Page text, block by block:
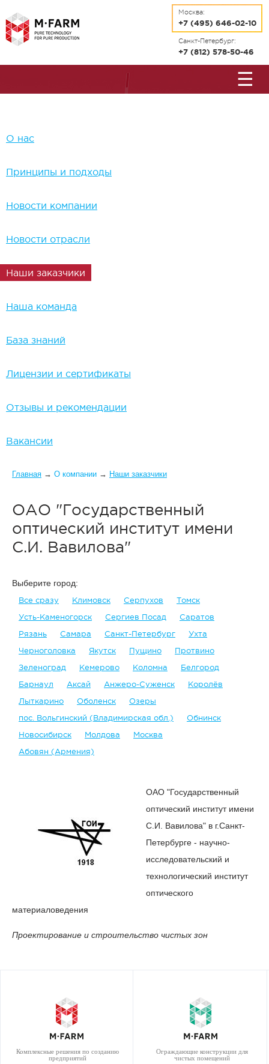
Москва:
+7 (495) 646-02-10
Санкт-Петербург:
+7 (812) 578-50-46
☰
О нас
Принципы и подходы
Новости компании
Новости отрасли
Наши заказчики
Наша команда
База знаний
Лицензии и сертификаты
Отзывы и рекомендации
Вакансии
Вы здесь
Главная → О компании → Наши заказчики
ОАО "Государственный
оптический институт имени
С.И. Вавилова"
Выберите город:
Все сразу Климовск Серпухов
Томск
Усть-Каменогорск
Сергиев Посад
Саратов
Рязань
Самара Санкт-Петербург
Ухта
Черноголовка
Якутск Пущино
Протвино
Зеленоград
Кемерово Коломна
Белгород
Барнаул
Аксай Анжеро-Суженск
Королёв
Лыткарино
Оболенск
Озеры
пос. Вольгинский (Владимирская обл.)
Обнинск
Новосибирск
Молдова
Москва
Абовян (Армения)
ОАО "Государственный
оптический институт имени
С.И. Вавилова" в г.Санкт-
Петербурге - научно-
исследовательский и
технологический институт
оптического
материаловедения
Проектирование и строительство чистых зон
Комплексные решения по созданию
предприятий
Ограждающие конструкции для
чистых помещений